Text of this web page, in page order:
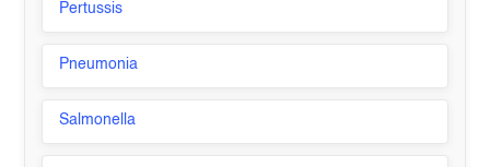
Pertussis
Pneumonia
Salmonella